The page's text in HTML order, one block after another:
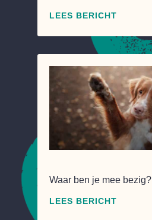
LEES BERICHT
Waar ben je mee bezig?
LEES BERICHT